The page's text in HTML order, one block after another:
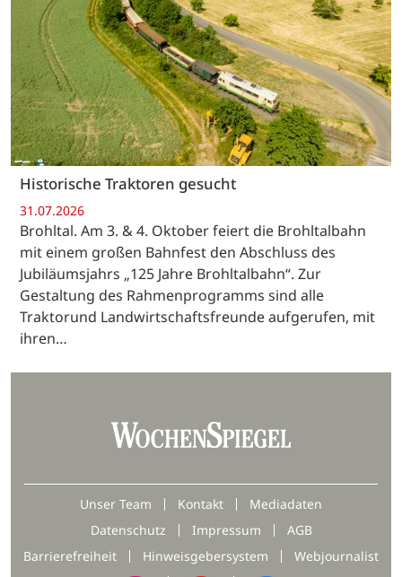
Historische Traktoren gesucht
31.07.2026
Brohltal. Am 3. & 4. Oktober feiert die Brohltalbahn
mit einem großen Bahnfest den Abschluss des
Jubiläumsjahrs „125 Jahre Brohltalbahn“. Zur
Gestaltung des Rahmenprogramms sind alle
Traktorund Landwirtschaftsfreunde aufgerufen, mit
ihren…
Unser Team Kontakt
Mediadaten
Datenschutz
Impressum
AGB
Barrierefreiheit
Hinweisgebersystem Webjournalist